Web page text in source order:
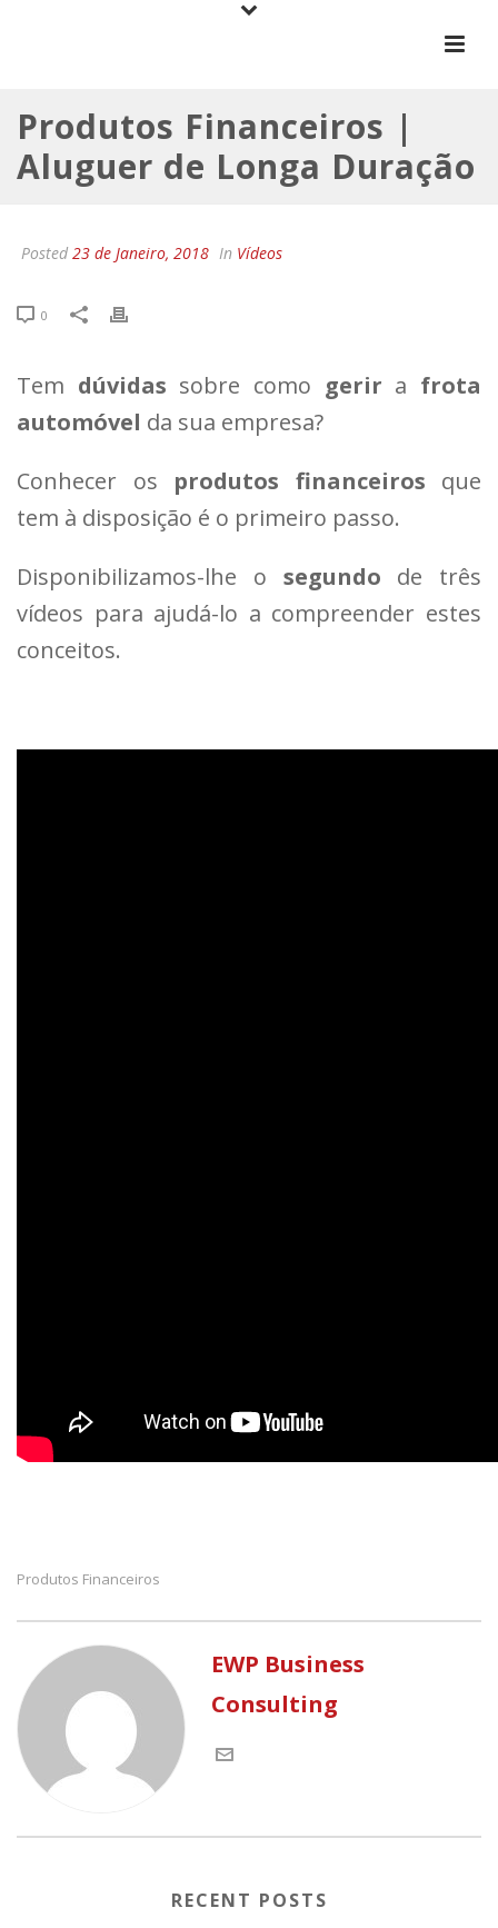
Produtos Financeiros |
Aluguer de Longa Duração
Posted 23 de Janeiro, 2018 In Vídeos
0
Tem dúvidas sobre como gerir a frota
automóvel da sua empresa?
Conhecer os produtos financeiros que
tem à disposição é o primeiro passo.
Disponibilizamos-lhe o segundo de três
vídeos para ajudá-lo a compreender estes
conceitos.
Produtos Financeiros
EWP Business
Consulting
RECENT POSTS